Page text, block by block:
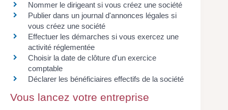
Nommer le dirigeant si vous créez une société
Publier dans un journal d'annonces légales si
vous créez une société
Effectuer les démarches si vous exercez une
activité réglementée
Choisir la date de clôture d'un exercice
comptable
Déclarer les bénéficiaires effectifs de la société
Vous lancez votre entreprise